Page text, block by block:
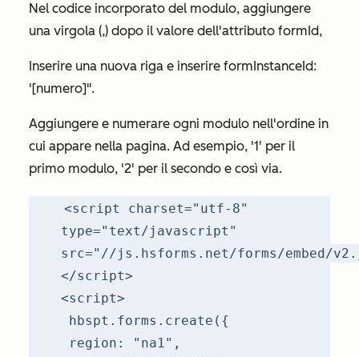
Nel codice incorporato del modulo, aggiungere
una virgola (,) dopo il valore dell'attributo formId,
Inserire una nuova riga e inserire formInstanceId:
'[numero]".
Aggiungere e numerare ogni modulo nell'ordine in
cui appare nella pagina. Ad esempio, '1' per il
primo modulo, '2' per il secondo e così via.
<script charset="utf-8"
type="text/javascript"
src="//js.hsforms.net/forms/embed/
</script>
<script>
hbspt.forms.create({
region: "na1",